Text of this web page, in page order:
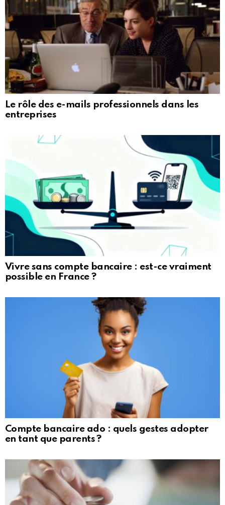
Le rôle des e-mails professionnels dans les
entreprises
Vivre sans compte bancaire : est-ce vraiment
possible en France ?
Compte bancaire ado : quels gestes adopter
en tant que parents ?